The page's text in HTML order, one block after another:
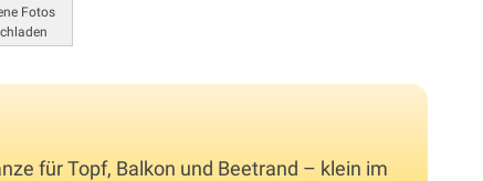
Fotos
für Topf, Balkon und Beetrand – klein im